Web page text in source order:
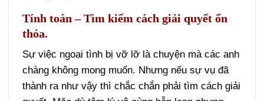
Tính toán – Tìm kiếm cách giải quyết ổn
thỏa.
Sự việc ngoại tình bị vỡ lỡ là chuyện mà các anh
chàng không mong muốn. Nhưng nếu sự vụ đã
thành ra như vậy thì chắc chắn phải tìm cách giải